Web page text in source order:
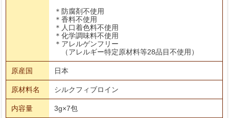
＊防腐剤不使用
＊香料不使用
＊人口着色料不使用
＊化学調味料不使用
＊アレルゲンフリー
（アレルギー特定原材料等28品目不使用）
原産国 日本
原材料名 シルクフィブロイン
内容量 3g×7包